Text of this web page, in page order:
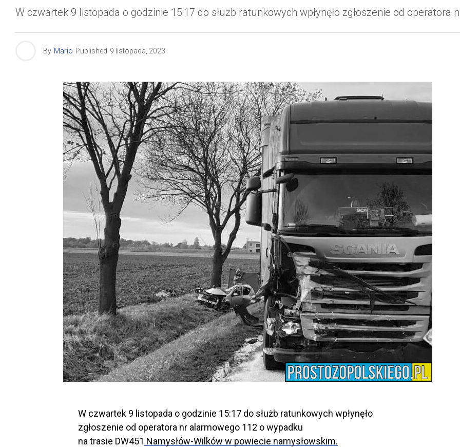
W czwartek 9 listopada o godzinie 15:17 do służb ratunkowych wpłynęło zgłoszenie od
By Mario Published 9 listopada, 2023
W czwartek 9 listopada o godzinie 15:17 do służb ratunkowych wpłynęło
zgłoszenie od operatora nr alarmowego 112 o wypadku
na trasie DW451 Namysłów-Wilków w powiecie namysłowskim.